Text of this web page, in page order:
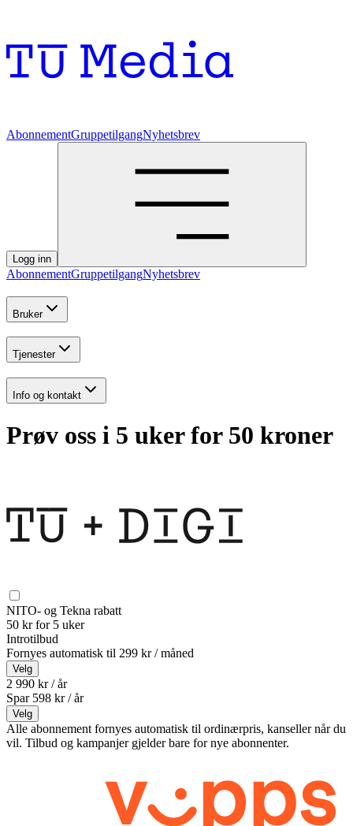
AbonnementGruppetilgangNyhetsbrev
Logg inn
AbonnementGruppetilgangNyhetsbrev
Bruker
Tjenester
Info og kontakt
Prøv oss i 5 uker for 50 kroner
NITO- og Tekna rabatt
50 kr for 5 uker
Introtilbud
Fornyes automatisk til 299 kr / måned
Velg
2 990 kr / år
Spar 598 kr /år
Velg
Alle abonnement fornyes automatisk til ordinærpris, kanseller når du
vil. Tilbud og kampanjer gjelder bare for nye abonnenter.